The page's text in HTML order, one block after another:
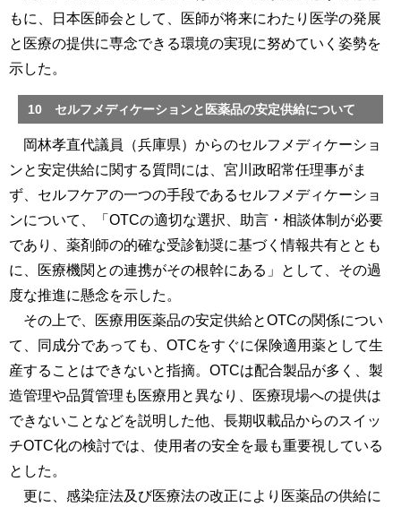
もに、日本医師会として、医師が将来にわたり医学の発展
と医療の提供に専念できる環境の実現に努めていく姿勢を
示した。
10 セルフメディケーションと医薬品の安定供給について
岡林孝直代議員（兵庫県）からのセルフメディケーショ
ンと安定供給に関する質問には、宮川政昭常任理事がま
ず、セルフケアの一つの手段であるセルフメディケーショ
ンについて、「OTCの適切な選択、助言・相談体制が必要
であり、薬剤師の的確な受診勧奨に基づく情報共有ととも
に、医療機関との連携がその根幹にある」として、その過
度な推進に懸念を示した。
その上で、医療用医薬品の安定供給とOTCの関係につい
て、同成分であっても、OTCをすぐに保険適用薬として生
産することはできないと指摘。OTCは配合製品が多く、製
造管理や品質管理も医療用と異なり、医療現場への提供は
できないことなどを説明した他、長期収載品からのスイッ
チOTC化の検討では、使用者の安全を最も重要視している
とした。
更に、感染症法及び医療法の改正により医薬品の供給に